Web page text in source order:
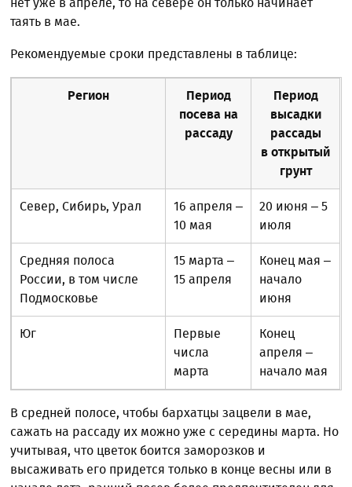
нет уже в апреле, то на севере он только начинает
таять в мае.
Рекомендуемые сроки представлены в таблице:
Регион
Период
посева на
рассаду
Период
высадки
рассады
в открытый
грунт
Север, Сибирь, Урал
16 апреля –
10 мая
20 июня – 5
июля
Средняя полоса
России, в том числе
Подмосковье
15 марта –
15 апреля
Конец мая –
начало
июня
Юг
Первые
числа
марта
Конец
апреля –
начало мая
В средней полосе, чтобы бархатцы зацвели в мае,
сажать на рассаду их можно уже с середины марта. Но
учитывая, что цветок боится заморозков и
высаживать его придется только в конце весны или в